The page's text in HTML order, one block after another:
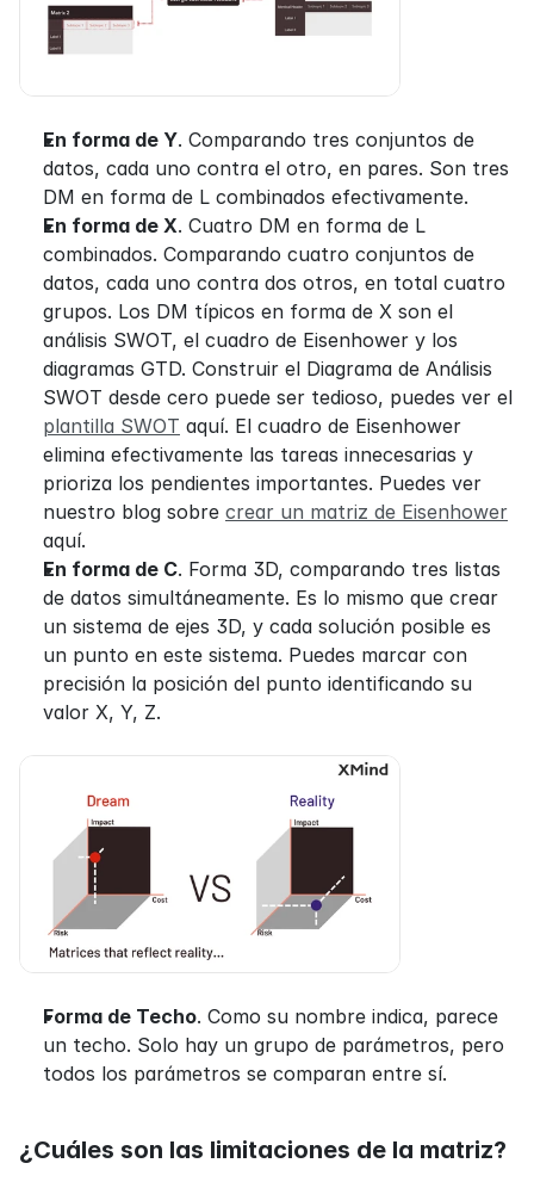
En forma de Y. Comparando tres conjuntos de
datos, cada uno contra el otro, en pares. Son tres
DM en forma de L combinados efectivamente.
En forma de X. Cuatro DM en forma de L
combinados. Comparando cuatro conjuntos de
datos, cada uno contra dos otros, en total cuatro
grupos. Los DM típicos en forma de X son el
análisis SWOT, el cuadro de Eisenhower y los
diagramas GTD. Construir el Diagrama de Análisis
plantilla SWOT aquí. El cuadro de Eisenhower
elimina efectivamente las tareas innecesarias y
prioriza los pendientes importantes. Puedes ver
nuestro blog sobre crear un matriz de Eisenhower
aquí.
En forma de C. Forma 3D, comparando tres listas
de datos simultáneamente. Es lo mismo que crear
un sistema de ejes 3D, y cada solución posible es
un punto en este sistema. Puedes marcar con
precisión la posición del punto identificando su
valor X, Y, Z.
Forma de Techo. Como su nombre indica, parece
un techo. Solo hay un grupo de parámetros, pero
todos los parámetros se comparan entre sí.
¿Cuáles son las limitaciones de la matriz?